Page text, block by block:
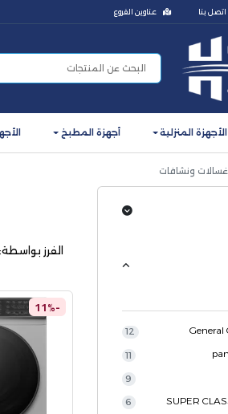
اتصل بنا عناوين الفروع
الأجهزة المنزلية أجهزة المطبخ
غسالات ونشافات
12
11
9
6
الفرز بواسطة:
-11%